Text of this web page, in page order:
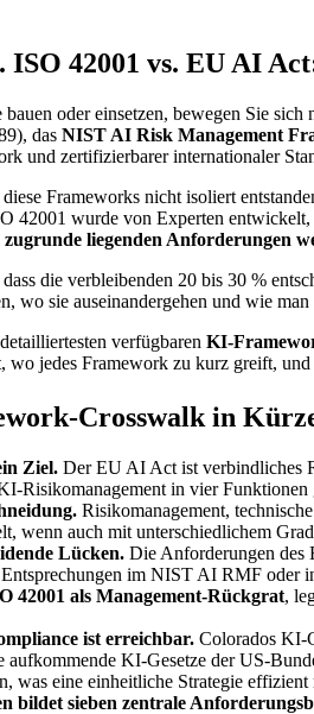
42001 vs. EU AI
oder einsetzen, bewegen Sie
das NIST AI Risk Management
und zertifizierbarer internationaler
Frameworks nicht isoliert
42001 wurde von Experten
liegenden Anforderungen
die verbleibenden 20 bis 30 %
wo sie auseinandergehen und wie
verfügbaren KI-
wo jedes Framework zu kurz greift,
Crosswalk in
Ziel. Der EU AI Act ist verbindliches
Risikomanagement in vier
Risikomanagement,
wenn auch mit unterschiedlichem
Lücken. Die Anforderungen des
im NIST AI RMF oder
42001 als Management-Rückgrat,
ist erreichbar. Colorados KI-
aufkommende KI-Gesetze der US-
was eine einheitliche Strategie
bildet sieben zentrale